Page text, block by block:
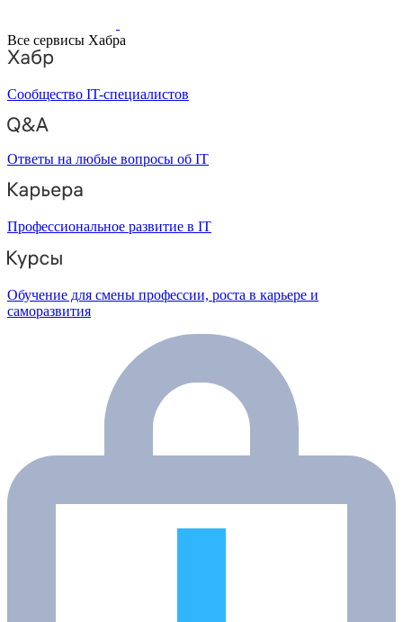
Все сервисы Хабра
Сообщество IT-специалистов
Ответы на любые вопросы об IT
Профессиональное развитие в IT
Обучение для смены профессии, роста в карьере и
саморазвития